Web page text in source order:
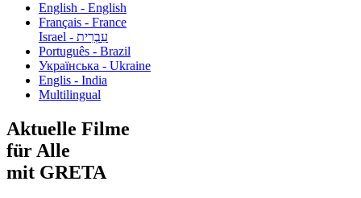
English - English
Français - France
עִבְרִית - Israel
Português - Brazil
Українська - Ukraine
Englis - India
Multilingual
Aktuelle Filme
für Alle
mit GRETA